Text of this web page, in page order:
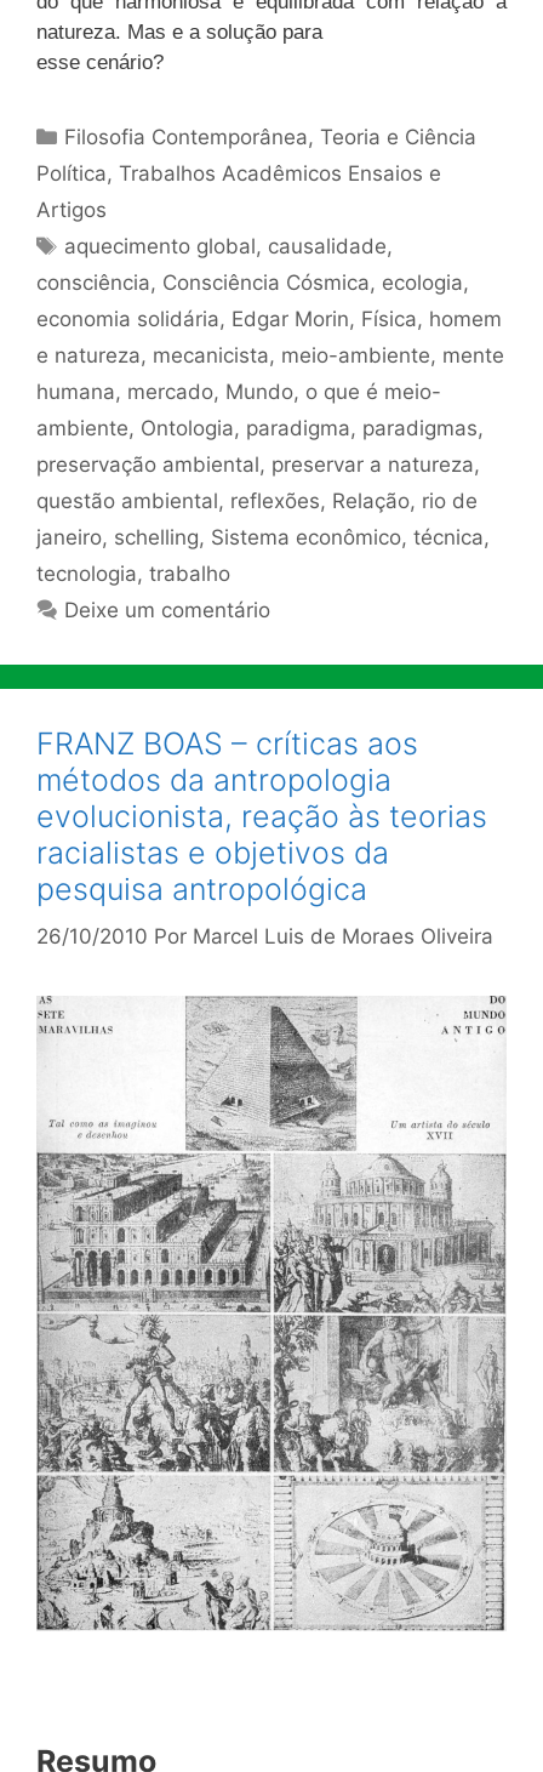
natureza. Mas e a solução para
esse cenário?
Categorias
Filosofia Contemporânea,Teoria e Ciência
Política, Trabalhos Acadêmicos Ensaios e
Artigos
Tags
aquecimento global, causalidade,
consciência, Consciência Cósmica, ecologia,
economia solidária, Edgar Morin, Física, homem
e natureza, mecanicista, meio-ambiente, mente
humana, mercado, Mundo, o que é meio-
ambiente, Ontologia, paradigma, paradigmas,
preservação ambiental, preservar a natureza,
questão ambiental, reflexões, Relação, rio de
janeiro, schelling, Sistema econômico, técnica,
tecnologia, trabalho
Deixe um comentário
FRANZ BOAS – críticas aos
métodos da antropologia
evolucionista, reação às teorias
racialistas e objetivos da
pesquisa antropológica
26/10/2010 Por Marcel Luis de Moraes Oliveira
Resumo